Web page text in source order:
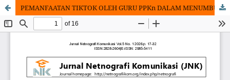
PEMANFAATAN TIKTOK OLEH GURU PPKn DALAM MENUMBUHKAN NASIONALISME: STUDI KASUS PADA SISWA KELAS X SMKN 5 PEKANBARU